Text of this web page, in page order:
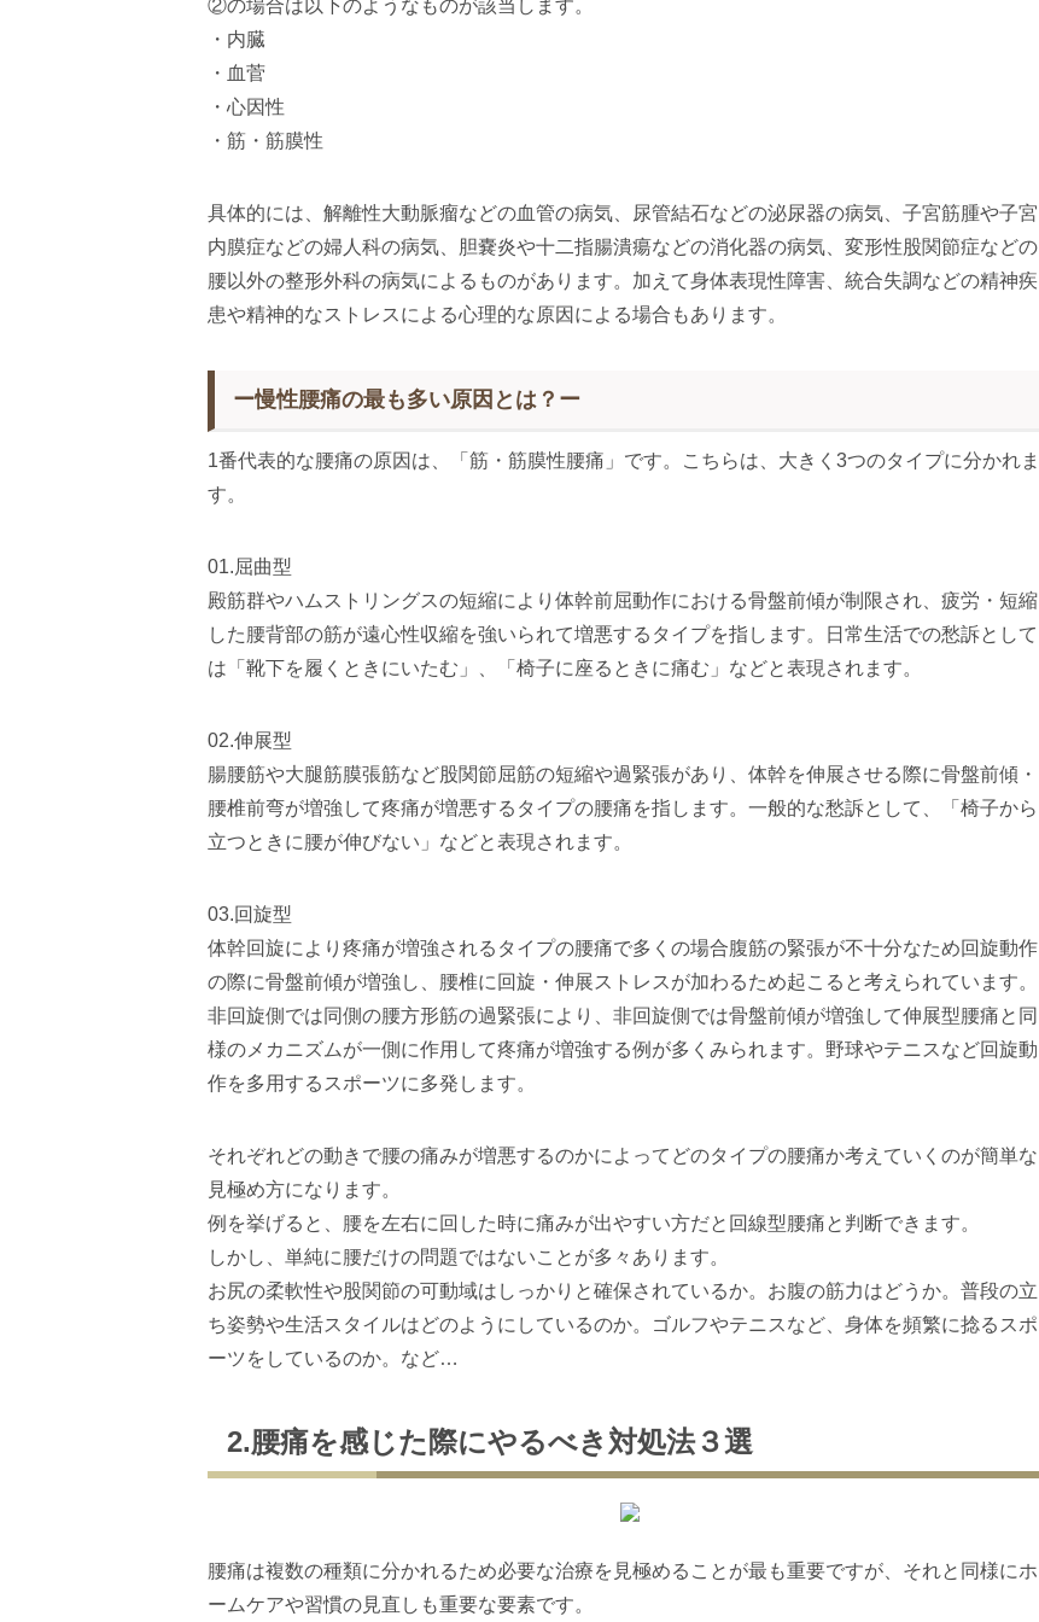
②の場合は以下のようなものが該当します。
・内臓
・血菅
・心因性
・筋・筋膜性
具体的には、解離性大動脈瘤などの血管の病気、尿管結石などの泌尿器の病気、子宮筋腫や子宮
内膜症などの婦人科の病気、胆嚢炎や十二指腸潰瘍などの消化器の病気、変形性股関節症などの
腰以外の整形外科の病気によるものがあります。加えて身体表現性障害、統合失調などの精神疾
患や精神的なストレスによる心理的な原因による場合もあります。
ー慢性腰痛の最も多い原因とは？ー
1番代表的な腰痛の原因は、「筋・筋膜性腰痛」です。こちらは、大きく3つのタイプに分かれま
す。
01.屈曲型
殿筋群やハムストリングスの短縮により体幹前屈動作における骨盤前傾が制限され、疲労・短縮
した腰背部の筋が遠心性収縮を強いられて増悪するタイプを指します。日常生活での愁訴として
は「靴下を履くときにいたむ」、「椅子に座るときに痛む」などと表現されます。
02.伸展型
腸腰筋や大腿筋膜張筋など股関節屈筋の短縮や過緊張があり、体幹を伸展させる際に骨盤前傾・
腰椎前弯が増強して疼痛が増悪するタイプの腰痛を指します。一般的な愁訴として、「椅子から
立つときに腰が伸びない」などと表現されます。
03.回旋型
体幹回旋により疼痛が増強されるタイプの腰痛で多くの場合腹筋の緊張が不十分なため回旋動作
の際に骨盤前傾が増強し、腰椎に回旋・伸展ストレスが加わるため起こると考えられています。
非回旋側では同側の腰方形筋の過緊張により、非回旋側では骨盤前傾が増強して伸展型腰痛と同
様のメカニズムが一側に作用して疼痛が増強する例が多くみられます。野球やテニスなど回旋動
作を多用するスポーツに多発します。
それぞれどの動きで腰の痛みが増悪するのかによってどのタイプの腰痛か考えていくのが簡単な
見極め方になります。
例を挙げると、腰を左右に回した時に痛みが出やすい方だと回線型腰痛と判断できます。
しかし、単純に腰だけの問題ではないことが多々あります。
お尻の柔軟性や股関節の可動域はしっかりと確保されているか。お腹の筋力はどうか。普段の立
ち姿勢や生活スタイルはどのようにしているのか。ゴルフやテニスなど、身体を頻繁に捻るスポ
ーツをしているのか。など…
2.腰痛を感じた際にやるべき対処法３選
腰痛は複数の種類に分かれるため必要な治療を見極めることが最も重要ですが、それと同様にホ
ームケアや習慣の見直しも重要な要素です。